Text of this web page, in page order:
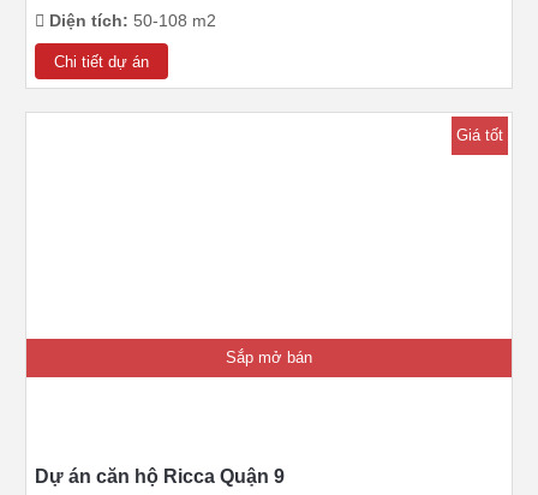
Diện tích: 50-108 m2
Chi tiết dự án
Giá tốt
Sắp mở bán
Dự án căn hộ Ricca Quận 9